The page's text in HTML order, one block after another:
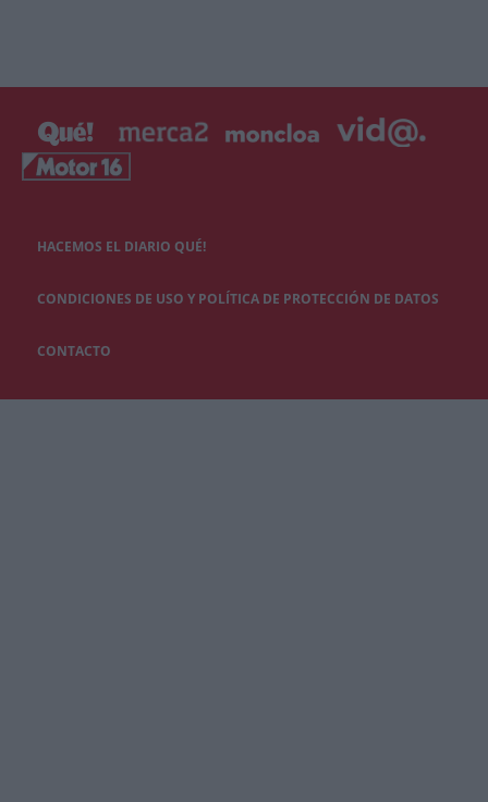
HACEMOS EL DIARIO QUÉ!
CONDICIONES DE USO Y POLÍTICA DE PROTECCIÓN DE DATOS
CONTACTO